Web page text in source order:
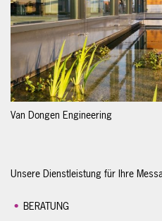
Van Dongen Engineering
Unsere Dienstleistung für Ihre
BERATUNG